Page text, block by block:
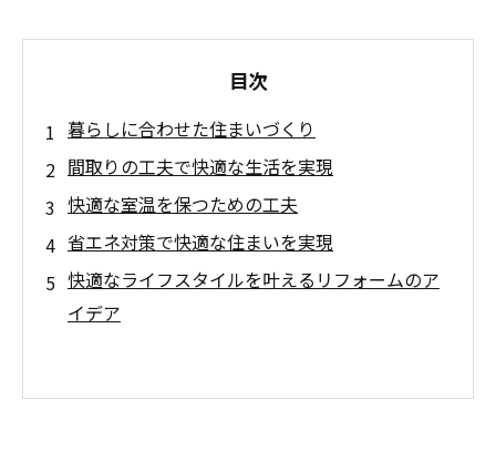
目次
暮らしに合わせた住まいづくり
間取りの工夫で快適な生活を実現
快適な室温を保つための工夫
省エネ対策で快適な住まいを実現
快適なライフスタイルを叶えるリフォームのア
イデア